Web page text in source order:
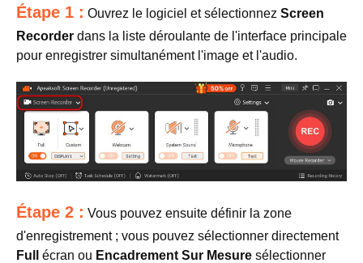
Étape 1 : Ouvrez le logiciel et sélectionnez Screen
Recorder dans la liste déroulante de l'interface principale
pour enregistrer simultanément l'image et l'audio.
Étape 2 : Vous pouvez ensuite définir la zone
d'enregistrement ; vous pouvez sélectionner directement
Full
écran ou Encadrement Sur Mesure sélectionner